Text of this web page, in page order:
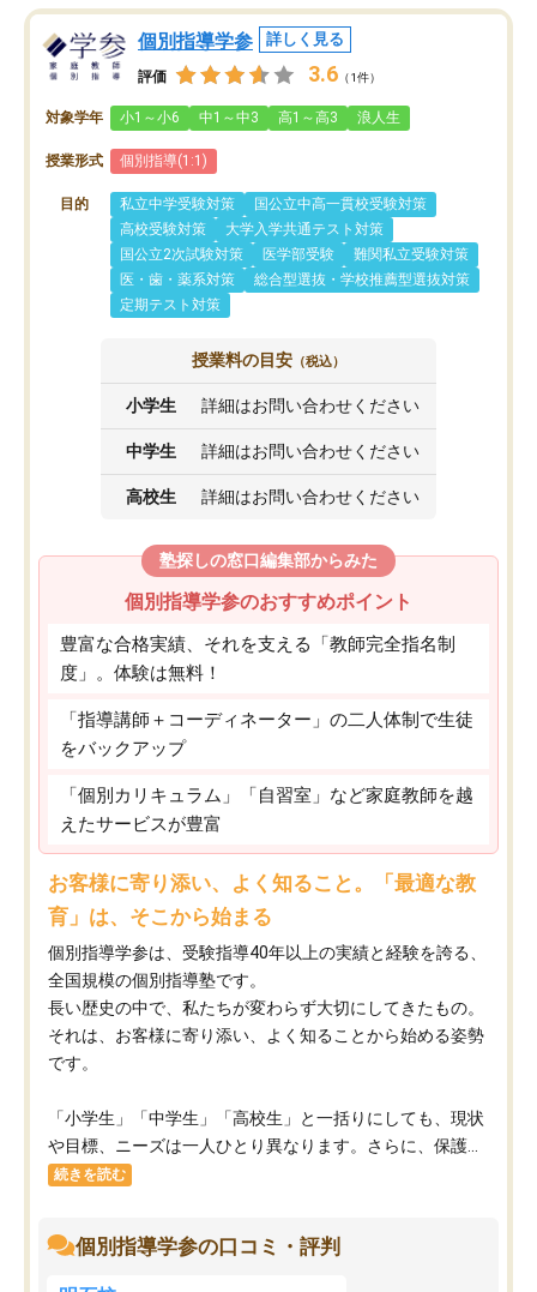
個別指導学参 詳しく見る
評価 3.6 （1件）
対象学年 小1～小6 中1～中3 高1～高3 浪人生
授業形式 個別指導(1:1)
目的 私立中学受験対策
国公立中高一貫校受験対策
高校受験対策
大学入学共通テスト対策
国公立2次試験対策
医学部受験
難関私立受験対策
医・歯・薬系対策
総合型選抜・学校推薦型選抜対策
定期テスト対策
授業料の目安 （税込）
小学生 詳細はお問い合わせください
中学生 詳細はお問い合わせください
高校生 詳細はお問い合わせください
塾探しの窓口編集部からみた
個別指導学参のおすすめポイント
豊富な合格実績、それを支える「教師完全指名制
度」。体験は無料！
「指導講師＋コーディネーター」の二人体制で生徒
をバックアップ
「個別カリキュラム」「自習室」など家庭教師を越
えたサービスが豊富
お客様に寄り添い、よく知ること。「最適な教
育」は、そこから始まる
個別指導学参は、受験指導40年以上の実績と経験を誇る、
全国規模の個別指導塾です。
長い歴史の中で、私たちが変わらず大切にしてきたもの。
それは、お客様に寄り添い、よく知ることから始める姿勢
です。
「小学生」「中学生」「高校生」と一括りにしても、現状
や目標、ニーズは一人ひとり異なります。さらに、保護...
続きを読む
個別指導学参の口コミ・評判